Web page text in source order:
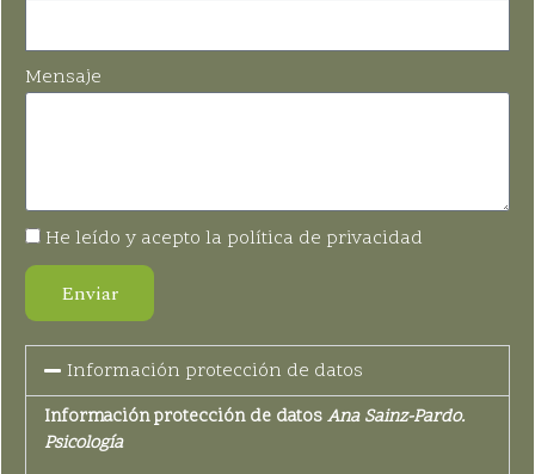
Mensaje
He leído y acepto la política de privacidad
Enviar
Información protección de datos
Información protección de datosAna Sainz-Pardo.
Psicología